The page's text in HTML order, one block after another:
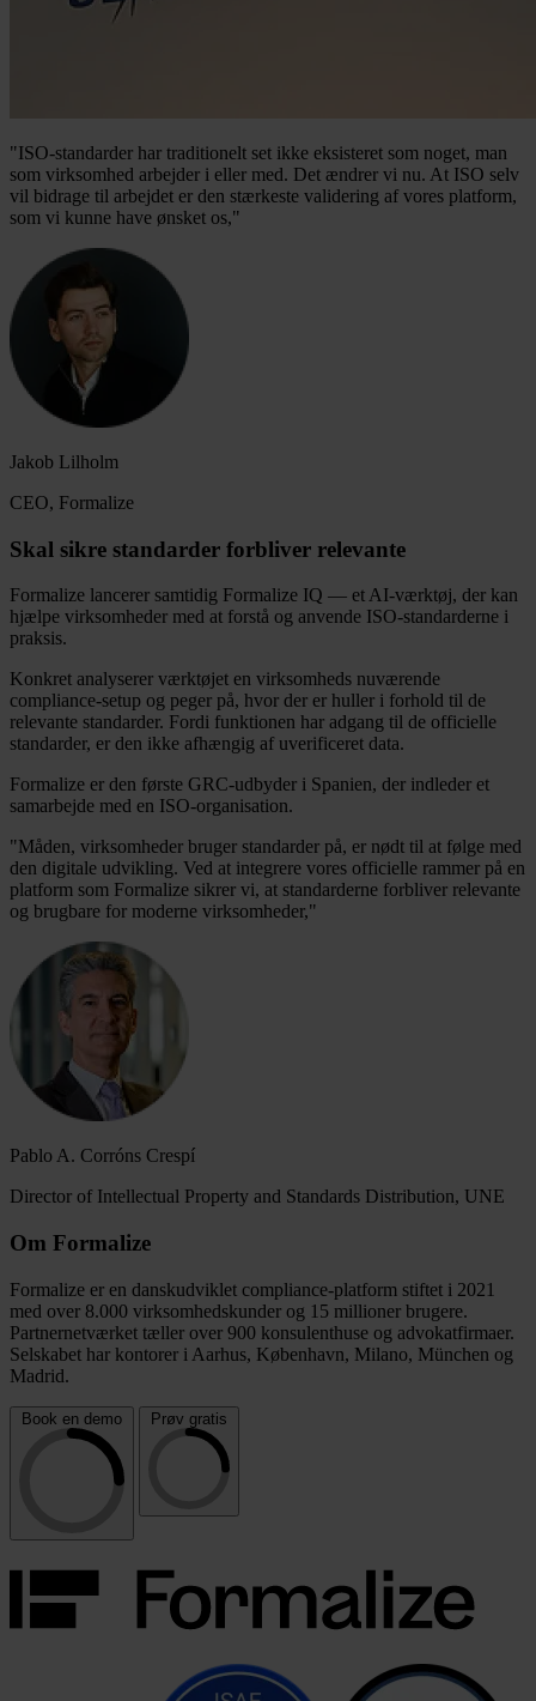
"ISO-standarder har traditionelt set ikke eksisteret som noget, man
som virksomhed arbejder i eller med. Det ændrer vi nu. At ISO selv
vil bidrage til arbejdet er den stærkeste validering af vores platform,
som vi kunne have ønsket os,"
Jakob Lilholm
CEO, Formalize
Skal sikre standarder forbliver relevante
Formalize lancerer samtidig Formalize IQ — et AI-værktøj, der kan
hjælpe virksomheder med at forstå og anvende ISO-standarderne i
praksis.
Konkret analyserer værktøjet en virksomheds nuværende
compliance-setup og peger på, hvor der er huller i forhold til de
relevante standarder. Fordi funktionen har adgang til de officielle
standarder, er den ikke afhængig af uverificeret data.
Formalize er den første GRC-udbyder i Spanien, der indleder et
samarbejde med en ISO-organisation.
"Måden, virksomheder bruger standarder på, er nødt til at følge med
den digitale udvikling. Ved at integrere vores officielle rammer på en
platform som Formalize sikrer vi, at standarderne forbliver relevante
og brugbare for moderne virksomheder,"
Pablo A. Corróns Crespí
Director of Intellectual Property and Standards Distribution, UNE
Om Formalize
Formalize er en danskudviklet compliance-platform stiftet i 2021
med over 8.000 virksomhedskunder og 15 millioner brugere.
Partnernetværket tæller over 900 konsulenthuse og advokatfirmaer.
Selskabet har kontorer i Aarhus, København, Milano, München og
Madrid.
Book en demo Prøv gratis